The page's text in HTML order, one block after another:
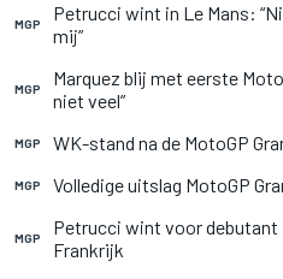
MGP
Petrucci wint in Le Mans:
mij”
MGP
Marquez blij met eerste
niet veel”
MGP WK-stand na de MotoGP
MGP Volledige uitslag MotoGP
MGP
Petrucci wint voor debutant
Frankrijk